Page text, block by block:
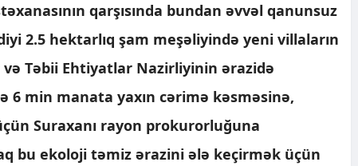
qarşısında bundan əvvəl qanunsuz
2.5 hektarlıq şam meşəliyində yeni villaların
Təbii Ehtiyatlar Nazirliyinin ərazidə
6 min manata yaxın cərimə kəsməsinə,
Suraxanı rayon prokurorluğuna
bu ekoloji təmiz ərazini ələ keçirmək üçün